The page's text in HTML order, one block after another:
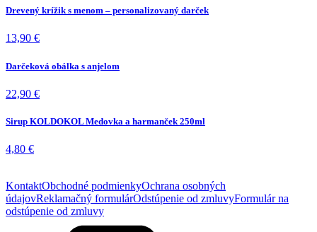
Drevený krížik s menom – personalizovaný darček
13,90 €
Darčeková obálka s anjelom
22,90 €
Sirup KOLDOKOL Medovka a harmanček 250ml
4,80 €
KontaktObchodné podmienkyOchrana osobných
údajovReklamačný formulárOdstúpenie od zmluvyFormulár na
odstúpenie od zmluvy